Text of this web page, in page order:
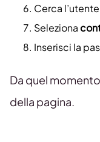
Cerca
Seleziona
Inserisci la
Da quel
della pagina.